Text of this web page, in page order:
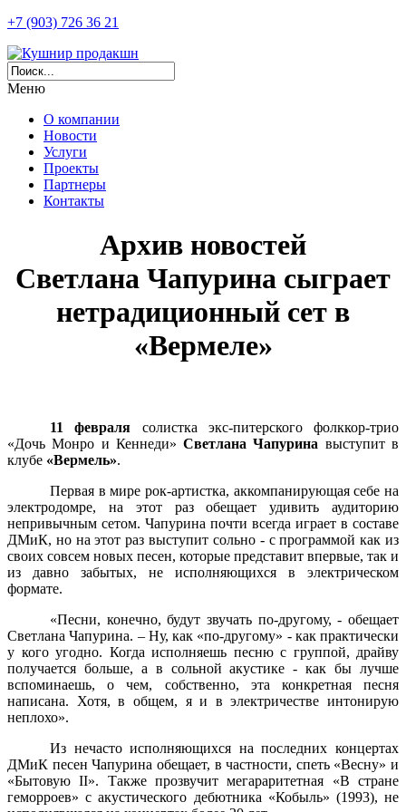
+7 (903) 726 36 21
Меню
О компании
Новости
Услуги
Проекты
Партнеры
Контакты
Архив новостей
Светлана Чапурина сыграет
нетрадиционный сет в
«Вермеле»
11 февраля солистка экс-питерского фолккор-трио
«Дочь Монро и Кеннеди» Светлана Чапурина выступит в
клубе «Вермель».
Первая в мире рок-артистка, аккомпанирующая себе на
электродомре, на этот раз обещает удивить аудиторию
непривычным сетом. Чапурина почти всегда играет в составе
ДМиК, но на этот раз выступит сольно - с программой как из
своих совсем новых песен, которые представит впервые, так и
из давно забытых, не исполняющихся в электрическом
формате.
«Песни, конечно, будут звучать по-другому, - обещает
Светлана Чапурина. – Ну, как «по-другому» - как практически
у кого угодно. Когда исполняешь песню с группой, драйву
получается больше, а в сольной акустике - как бы лучше
вспоминаешь, о чем, собственно, эта конкретная песня
написана. Хотя, в общем, я и в электричестве интонирую
неплохо».
Из нечасто исполняющихся на последних концертах
ДМиК песен Чапурина обещает, в частности, спеть «Весну» и
«БытовуюII». Также прозвучит мегараритетная «В стране
геморроев» с акустического дебютника «Кобыль» (1993), не